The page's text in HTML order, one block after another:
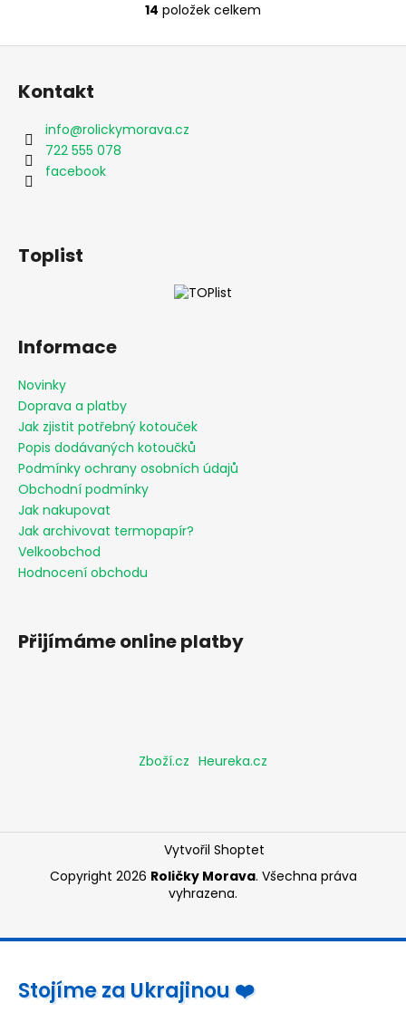
O
v
ý
14 položek celkem
Kontakt
info@rolickymorava.cz
722 555 078
facebook
Toplist
Informace
Novinky
Doprava a platby
Jak zjistit potřebný kotouček
Popis dodávaných kotoučků
Podmínky ochrany osobních údajů
Obchodní podmínky
Jak nakupovat
Jak archivovat termopapír?
Velkoobchod
Hodnocení obchodu
Přijímáme online platby
Zboží.cz Heureka.cz
Vytvořil Shoptet
Copyright 2026 Roličky Morava. Všechna práva
vyhrazena.
Stojíme za Ukrajinou ❤️